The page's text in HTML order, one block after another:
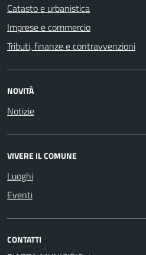
Catasto e urbanistica
Imprese e commercio
Tributi, finanze e contravvenzioni
NOVITÀ
Notizie
VIVERE IL COMUNE
Luoghi
Eventi
CONTATTI